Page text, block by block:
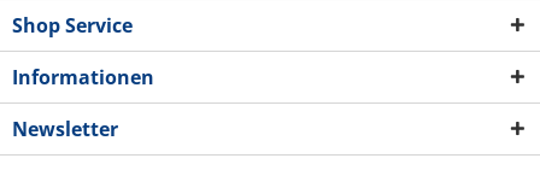
Shop Service
Informationen
Newsletter